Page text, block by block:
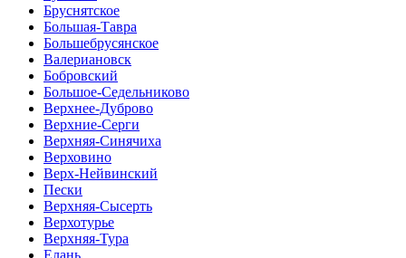
Бруснятское
Большая-Тавра
Большебрусянское
Валериановск
Бобровский
Большое-Седельниково
Верхнее-Дуброво
Верхние-Серги
Верхняя-Синячиха
Верховино
Верх-Нейвинский
Пески
Верхняя-Сысерть
Верхотурье
Верхняя-Тура
Елань